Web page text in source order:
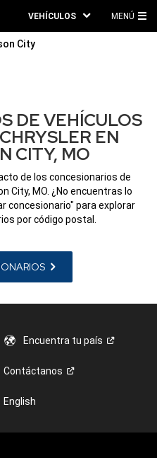
VEHÍCULOS MENÚ
City
DE VEHÍCULOS
EN
CITY, MO
de los concesionarios de
City, MO. ¿No encuentras lo
concesionario" para explorar
por código postal.
Encuentra tupaís
Contáctanos
English